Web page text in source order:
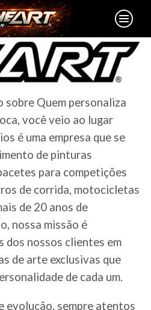
sobre Quem personaliza
você veio ao lugar
é uma empresa que se
de pinturas
para competições
de corrida, motocicletas
de 20 anos de
nossa missão é
dos nossos clientes em
de arte exclusivas que
de cada um.
evolução, sempre atentos